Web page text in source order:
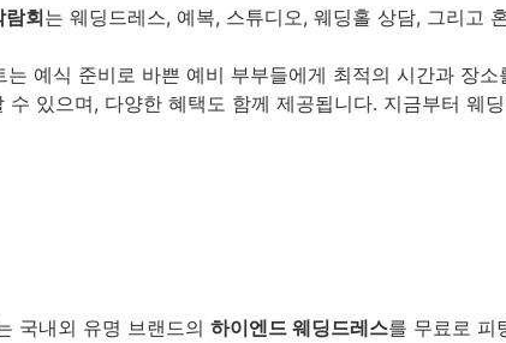
회는 웨딩드레스, 예복, 스튜디오, 웨딩홀 상담, 그리고
예식 준비로 바쁜 예비 부부들에게 최적의 시간과 장소
있으며, 다양한 혜택도 함께 제공됩니다. 지금부터 웨
국내외 유명 브랜드의 하이엔드 웨딩드레스를 무료로 피